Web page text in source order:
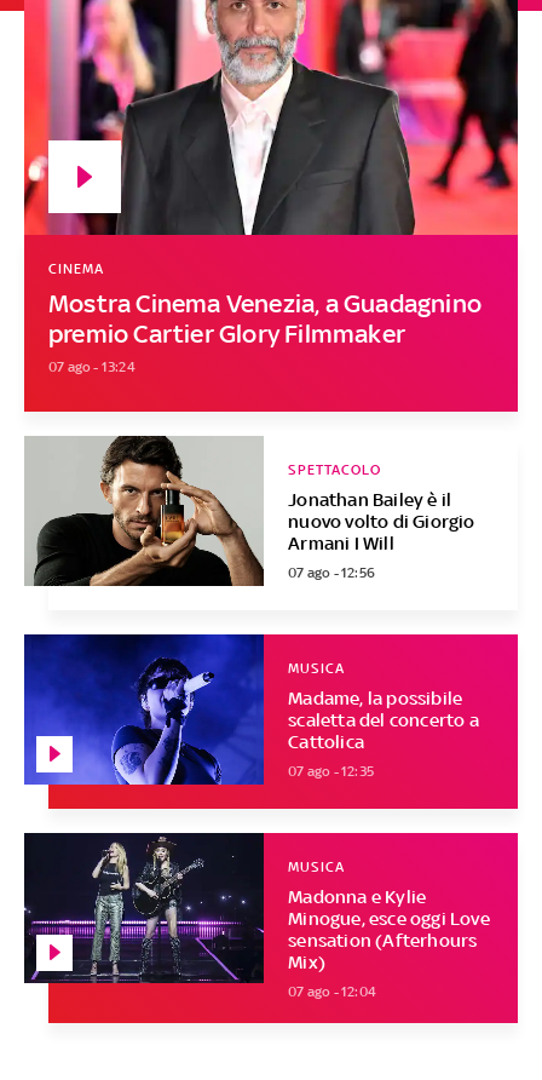
Mostra Cinema Venezia, a Guadagnino
premio Cartier Glory Filmmaker
CINEMA
07 ago - 13:24
Jonathan Bailey è il
nuovo volto di Giorgio
Armani I Will
SPETTACOLO
07 ago - 12:56
Madame, la possibile
scaletta del concerto a
Cattolica
MUSICA
07 ago - 12:35
Madonna e Kylie
Minogue, esce oggi Love
sensation (Afterhours
Mix)
MUSICA
07 ago - 12:04